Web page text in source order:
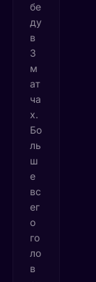
бе
ду
в
3
м
ат
ча
х.
Бо
ль
ш
е
вс
ег
о
го
ло
в